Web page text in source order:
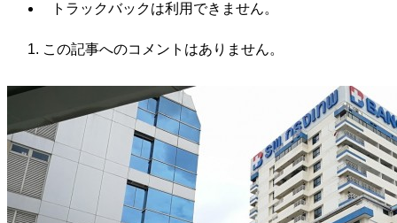
トラックバックは利用できません。
この記事へのコメントはありません。